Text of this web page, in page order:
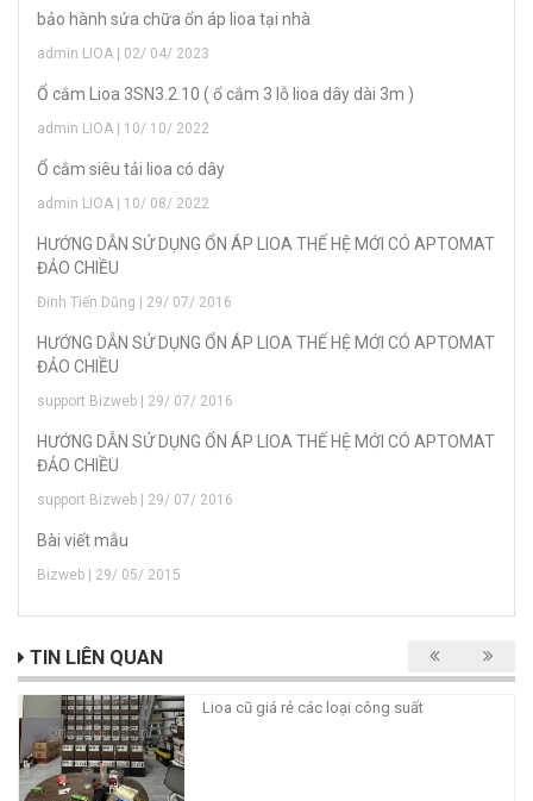
bảo hành sửa chữa ổn áp lioa tại nhà
admin LIOA | 02/ 04/ 2023
Ổ cắm Lioa 3SN3.2.10 ( ổ cắm 3 lỗ lioa dây dài 3m )
admin LIOA | 10/ 10/ 2022
Ổ cắm siêu tải lioa có dây
admin LIOA | 10/ 08/ 2022
HƯỚNG DẪN SỬ DỤNG ỔN ÁP LIOA THẾ HỆ MỚI CÓ APTOMAT
ĐẢO CHIỀU
Đinh Tiến Dũng | 29/ 07/ 2016
HƯỚNG DẪN SỬ DỤNG ỔN ÁP LIOA THẾ HỆ MỚI CÓ APTOMAT
ĐẢO CHIỀU
support Bizweb | 29/ 07/ 2016
HƯỚNG DẪN SỬ DỤNG ỔN ÁP LIOA THẾ HỆ MỚI CÓ APTOMAT
ĐẢO CHIỀU
support Bizweb | 29/ 07/ 2016
Bài viết mẫu
Bizweb | 29/ 05/ 2015
TIN LIÊN QUAN
Lioa cũ giá rẻ các loại công suất